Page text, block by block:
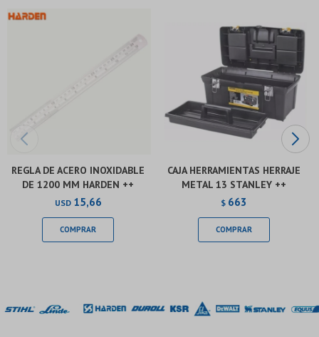
REGLA DE ACERO INOXIDABLE
DE 1200 MM HARDEN ++
USD 15,66
CAJA HERRAMIENTAS HERRAJE
METAL 13 STANLEY ++
$ 663